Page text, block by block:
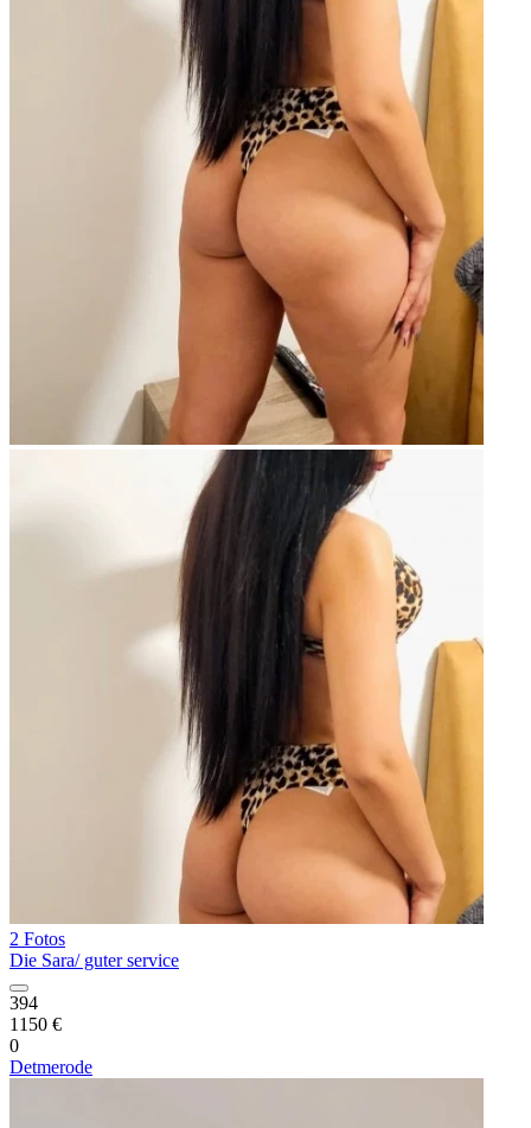
2 Fotos
Die Sara/ guter service
394
1150 €
0
Detmerode